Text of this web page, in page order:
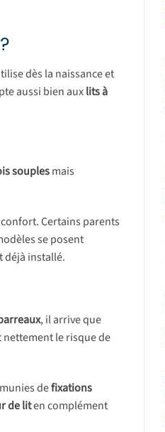
dès la naissance et
aussi bien auxlits à
souplesmais
Certains parents
se posent
déjà installé.
, il arrive que
nettement le risque de
defixations
de liten complément